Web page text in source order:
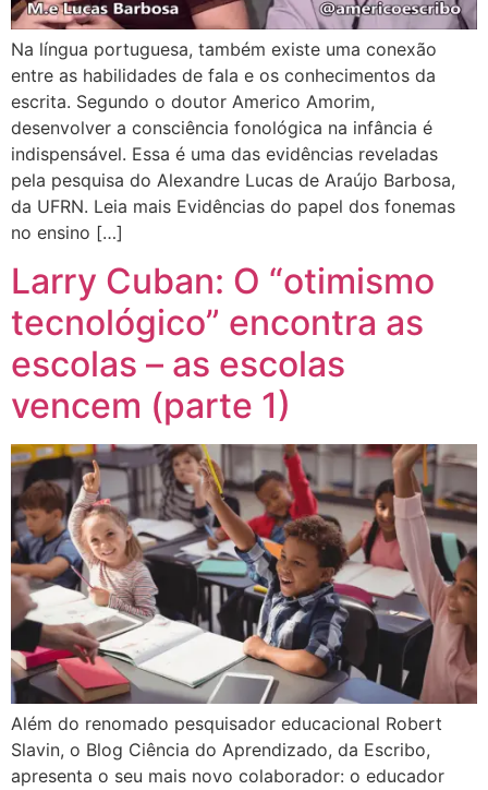
Na língua portuguesa, também existe uma conexão
entre as habilidades de fala e os conhecimentos da
escrita. Segundo o doutor Americo Amorim,
desenvolver a consciência fonológica na infância é
indispensável. Essa é uma das evidências reveladas
pela pesquisa do Alexandre Lucas de Araújo Barbosa,
da UFRN. Leia mais Evidências do papel dos fonemas
no ensino […]
Larry Cuban: O “otimismo
tecnológico” encontra as
escolas – as escolas
vencem (parte 1)
Além do renomado pesquisador educacional Robert
Slavin, o Blog Ciência do Aprendizado, da Escribo,
apresenta o seu mais novo colaborador: o educador